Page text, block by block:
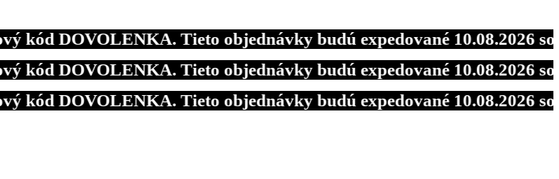
DOVOLENKA. Tieto objednávky budú expedované 10.08.2026 so
DOVOLENKA. Tieto objednávky budú expedované 10.08.2026 so
DOVOLENKA. Tieto objednávky budú expedované 10.08.2026 so